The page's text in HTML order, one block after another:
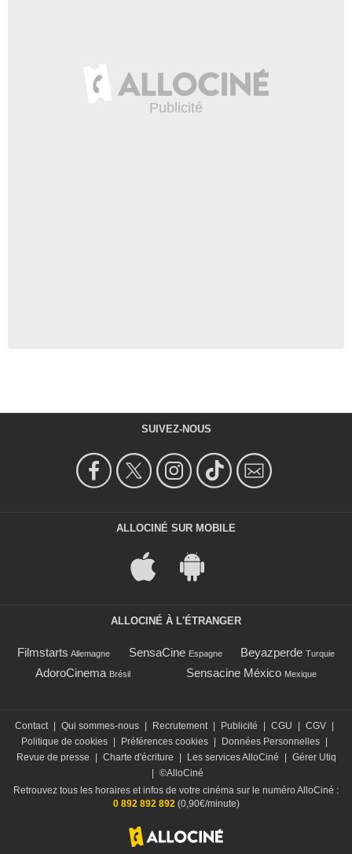
SUIVEZ-NOUS
ALLOCINÉ SUR MOBILE
ALLOCINÉ À L'ÉTRANGER
Filmstarts Allemagne SensaCine Espagne Beyazperde Turquie
AdoroCinema Brésil Sensacine México Mexique
Contact Qui sommes-nous Recrutement Publicité CGU CGV
Politique de cookies
Préférences cookies Données Personnelles
Revue de presse
Charte d'écriture Les services AlloCiné
Gérer Utiq
©AlloCiné
Retrouvez tous les horaires et infos de votre cinéma sur le numéro AlloCiné :
0 892 892 892(0,90€/minute)